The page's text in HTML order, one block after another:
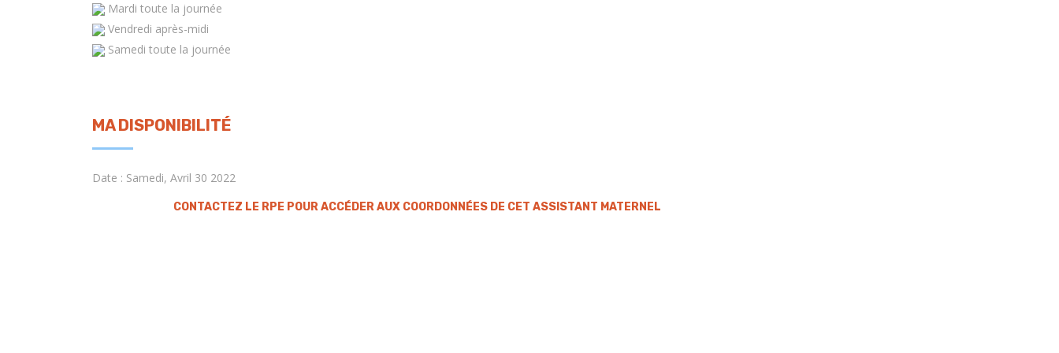
Mardi toute la journée
Vendredi après-midi
Samedi toute la journée
MA DISPONIBILITÉ
Date : Samedi, Avril 30 2022
CONTACTEZ LE RPE POUR ACCÉDER AUX COORDONNÉES DE CET ASSISTANT MATERNEL